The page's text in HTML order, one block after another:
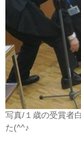
写真/１歳の受賞者
た(^^♪